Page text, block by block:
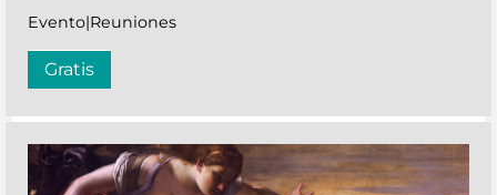
Evento|Reuniones
Gratis